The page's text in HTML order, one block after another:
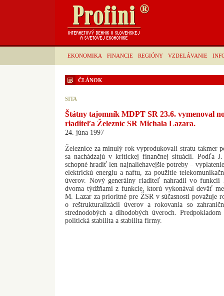
EKONOMIKA FINANCIE REGIÓNY VZDELÁVANIE
ČLÁNOK
SITA
Štátny tajomník MDPT SR 23.6. vymenoval
riaditeľa Železníc SR Michala Lazara.
24. júna 1997
Železnice za minulý rok vyprodukovali stratu takmer
sa nachádzajú v kritickej finančnej situácii. Podľa
schopné hradiť len najnaliehavejšie potreby –
elektrickú energiu a naftu, za použitie
úverov. Nový generálny riaditeľ nahradil vo funkcii
dvoma týdžňami z funkcie, ktorú vykonával deväť
M. Lazar za prioritné pre ŽSR v súčasnosti považuje
o reštrukturalizácii úverov a rokovania so
strednodobých a dlhodobých úveroch.
politická stabilita a stabilita firmy.